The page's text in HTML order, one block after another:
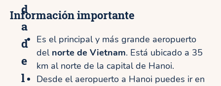
d
a
d
e
l
Información importante
Es el principal y más grande aeropuerto
del norte de Vietnam. Está ubicado a 35
km al norte de la capital de Hanoi.
Desde el aeropuerto a Hanoi puedes ir en